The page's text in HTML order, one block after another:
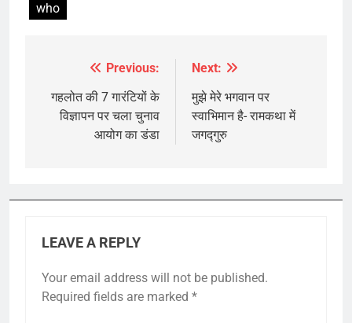
who
navigation
Previous:
गहलोत की 7 गारंटियों के
विज्ञापन पर चला चुनाव
आयोग का डंडा
Next:
मुझे मेरे भगवान पर
स्वाभिमान है- रामकथा में
जगद्गुरु
LEAVE A REPLY
Your email address will not be published.
Required fields are marked *